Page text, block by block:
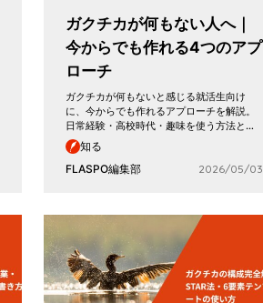
ガクチカが何もない人へ｜
今からでも作れる4つのアプ
ローチ
ガクチカが何もないと感じる就活生向け
に、今からでも作れるアプローチを解説。
日常経験・高校時代・趣味を使う方法と…
知る
FLASPO編集部
2026/05/03